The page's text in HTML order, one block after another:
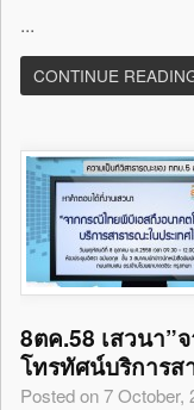
...
CONTINUE
8ตค.58 เสวนา”
โทรทัศน์บริการส
Posted on 7 October,